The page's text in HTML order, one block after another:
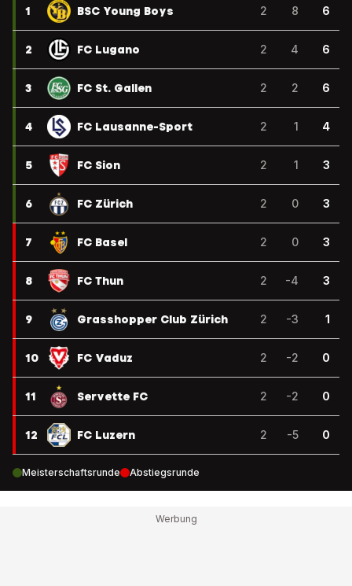
1 BSC Young Boys 2 8 6
2 FC Lugano 2 4 6
3 FC St. Gallen 2 2 6
4 FC Lausanne-Sport 2 1 4
5 FC Sion 2 1 3
6 FC Zürich 2 0 3
7 FC Basel 2 0 3
8 FC Thun 2 -4 3
9 Grasshopper Club Zürich 2 -3 1
10 FC Vaduz 2 -2 0
11 Servette FC 2 -2 0
12 FC Luzern 2 -5 0
Meisterschaftsrunde Abstiegsrunde